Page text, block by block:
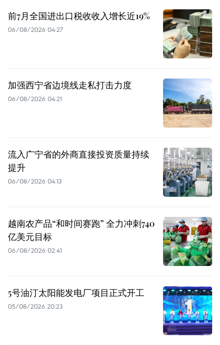
前7月全国进出口税收收入增长近19%
06/08/2026 04:27
加强西宁省边境线走私打击力度
06/08/2026 04:21
流入广宁省的外商直接投资质量持续
提升
06/08/2026 04:13
越南农产品“和时间赛跑” 全力冲刺740
亿美元目标
06/08/2026 02:41
5号油汀太阳能发电厂项目正式开工
05/08/2026 20:23